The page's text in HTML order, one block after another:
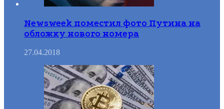
Newsweek поместил фото Путина на
обложку нового номера
27.04.2018